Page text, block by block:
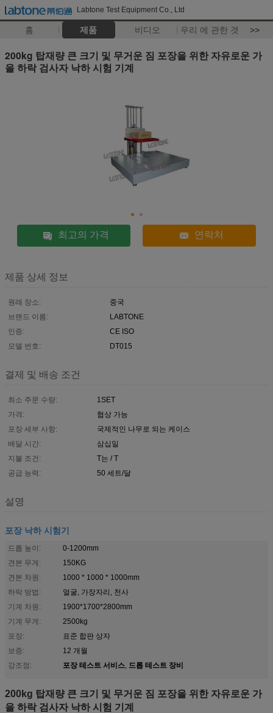
Labtone Test Equipment Co., Ltd
홈 제품 비디오 우리 에 관한 것 >>
200kg 탑재량 큰 크기 및 무거운 짐 포장을 위한 자유로운 가
을 하락 검사자 낙하 시험 기계
최고의 가격 연락처
제품 상세 정보
원래 장소:
중국
브랜드 이름:
LABTONE
인증:
CE ISO
모델 번호:
DT015
결제 및 배송 조건
최소 주문 수량:
1SET
가격:
협상 가능
포장 세부 사항:
국제적인 나무로 되는 케이스
배달 시간:
삼십일
지불 조건:
T는 / T
공급 능력:
50 세트/달
설명
포장 낙하 시험기
드롭 높이:
0-1200mm
견본 무게:
150KG
견본 차원:
1000 * 1000 * 1000mm
하락 방법:
얼굴, 가장자리, 천사
기계 차원:
1900*1700*2800mm
기계 무게:
2500kg
포장:
표준 합판 상자
보증:
12 개월
강조점:
포장 테스트 서비스, 드롭 테스트 장비
200kg 탑재량 큰 크기 및 무거운 짐 포장을 위한 자유로운 가
을 하락 검사자 낙하 시험 기계